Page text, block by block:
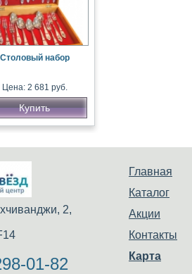
Столовый набор
Цена: 2 681 руб.
Купить
Главная
Каталог
Акции
Контакты
Карта
2,
01-82